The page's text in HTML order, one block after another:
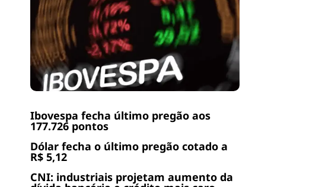
Ibovespa fecha último pregão aos
177.726 pontos
Dólar fecha o último pregão cotado a
R$ 5,12
CNI: industriais projetam aumento da